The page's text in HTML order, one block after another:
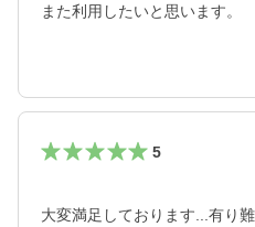
また利用したいと思います。
5